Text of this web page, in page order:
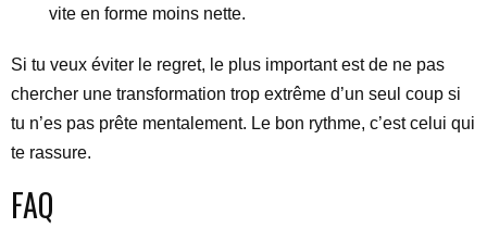
vite en forme moins nette.
Si tu veux éviter le regret, le plus important est de ne pas
chercher une transformation trop extrême d’un seul coup si
tu n’es pas prête mentalement. Le bon rythme, c’est celui qui
te rassure.
FAQ